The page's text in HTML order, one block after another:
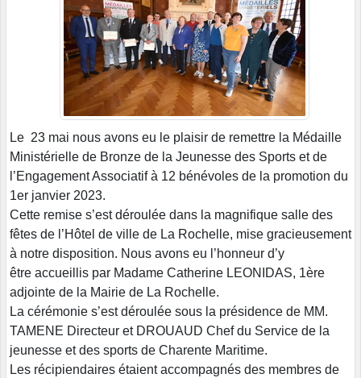
Le 23 mai nous avons eu le plaisir de remettre la Médaille
Ministérielle de Bronze de la Jeunesse des Sports et de
l’Engagement Associatif à 12 bénévoles de la promotion du
1er janvier 2023.
Cette remise s’est déroulée dans la magnifique salle des
fêtes de l’Hôtel de ville de La Rochelle, mise gracieusement
à notre disposition. Nous avons eu l’honneur d’y
être accueillis par Madame Catherine LEONIDAS, 1ère
adjointe de la Mairie de La Rochelle.
La cérémonie s’est déroulée sous la présidence de MM.
TAMENE Directeur et DROUAUD Chef du Service de la
jeunesse et des sports de Charente Maritime.
Les récipiendaires étaient accompagnés des membres de